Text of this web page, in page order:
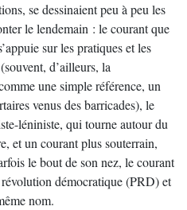
se dessinaient peu à peu les
le lendemain : le courant que
sur les pratiques et les
d’ailleurs, la
une simple référence, un
venus des barricades), le
léniniste, qui tourne autour du
et un courant plus souterrain,
le bout de son nez, le courant
démocratique (PRD) et
nom.